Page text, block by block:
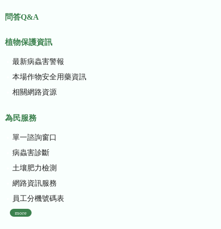
問答Q&A
植物保護資訊
最新病蟲害警報
本場作物安全用藥資訊
相關網路資源
為民服務
單一諮詢窗口
病蟲害診斷
土壤肥力檢測
網路資訊服務
員工分機號碼表
more